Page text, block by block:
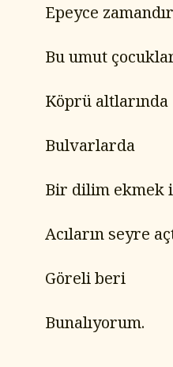
Epeyce zamandır
Bu umut
Köprü altlarında
Bulvarlarda
Bir dilim ekmek
Acıların seyre
Göreli beri
Bunalıyorum.